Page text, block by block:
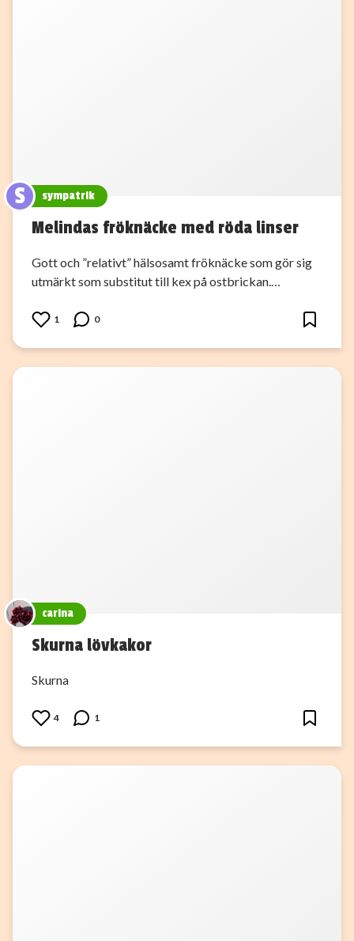
S sympatrik
Melindas fröknäcke med röda linser
Gott och ”relativt” hälsosamt fröknäcke som gör sig
utmärkt som substitut till kex på ostbrickan.…
1 0
carina
Skurna lövkakor
Skurna
4 1